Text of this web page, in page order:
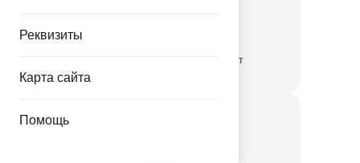
Реквизиты
Карта сайта
Помощь
временно отсутствует